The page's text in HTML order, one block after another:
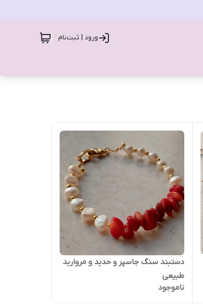
ورود | ثبت‌نام
دستبند سنگ جاسپر و حدید و مروارید
طبیعی
ناموجود